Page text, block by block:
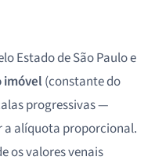
Estado de São Paulo e
imóvel (constante do
progressivas —
alíquota proporcional.
os valores venais